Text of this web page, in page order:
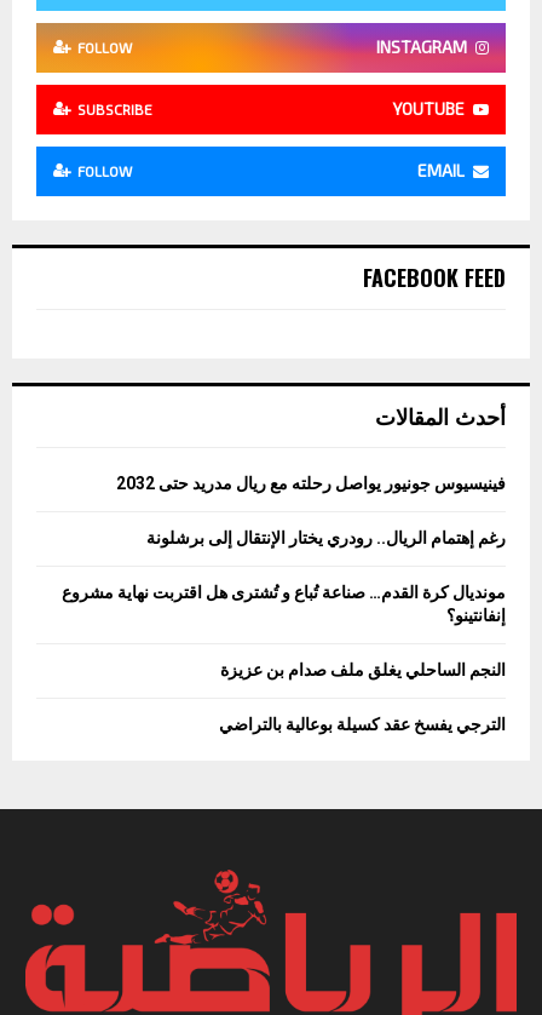
INSTAGRAM
FOLLOW
YOUTUBE
SUBSCRIBE
EMAIL
FOLLOW
FACEBOOK FEED
أحدث المقالات
فينيسيوس جونيور يواصل رحلته مع ريال مدريد حتى 2032
رغم إهتمام الريال.. رودري يختار الإنتقال إلى برشلونة
مونديال كرة القدم… صناعة تُباع و تُشترى هل اقتربت نهاية مشروع
إنفانتينو؟
النجم الساحلي يغلق ملف صدام بن عزيزة
الترجي يفسخ عقد كسيلة بوعالية بالتراضي